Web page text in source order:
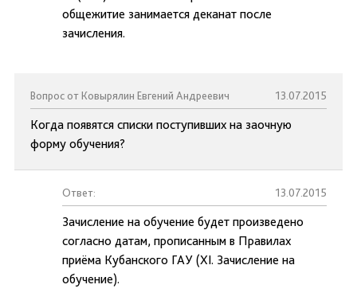
общежитие занимается деканат после
зачисления.
Вопрос от Ковырялин Евгений Андреевич 13.07.2015
Когда появятся списки поступивших на заочную
форму обучения?
Ответ: 13.07.2015
Зачисление на обучение будет произведено
согласно датам, прописанным в Правилах
приёма Кубанского ГАУ (XI. Зачисление на
обучение).